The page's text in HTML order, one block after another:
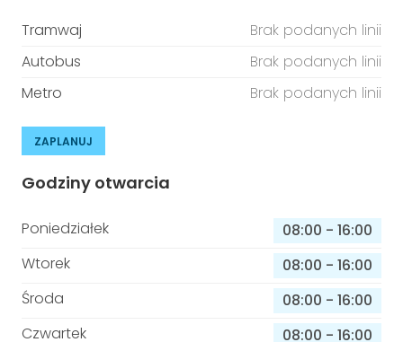
Tramwaj
Brak podanych linii
Autobus
Brak podanych linii
Metro
Brak podanych linii
ZAPLANUJ
Godziny otwarcia
Poniedziałek 08:00 - 16:00
Wtorek
08:00 - 16:00
Środa
08:00 - 16:00
Czwartek
08:00 - 16:00